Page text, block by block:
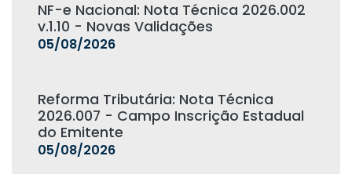
NF-e Nacional: Nota Técnica 2026.002
v.1.10 - Novas Validações
05/08/2026
Reforma Tributária: Nota Técnica
2026.007 - Campo Inscrição Estadual
do Emitente
05/08/2026